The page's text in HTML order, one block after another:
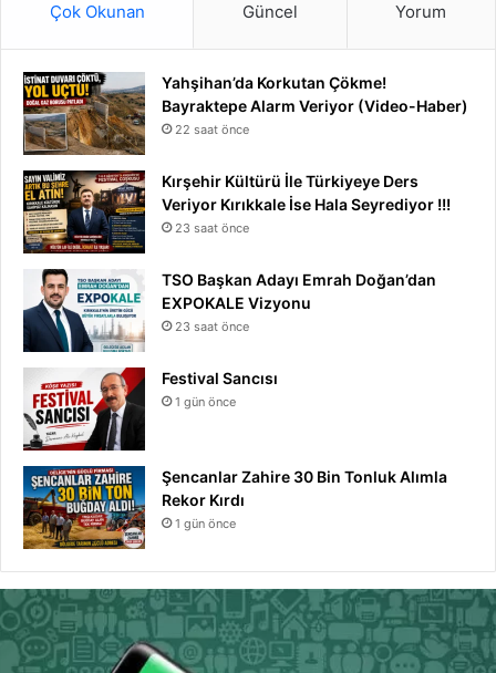
Çok Okunan Güncel Yorum
Yahşihan’da Korkutan Çökme!
Bayraktepe Alarm Veriyor (Video-Haber)
22 saat önce
Kırşehir Kültürü İle Türkiyeye Ders
Veriyor Kırıkkale İse Hala Seyrediyor !!!
23 saat önce
TSO Başkan Adayı Emrah Doğan’dan
EXPOKALE Vizyonu
23 saat önce
Festival Sancısı
1 gün önce
Şencanlar Zahire 30 Bin Tonluk Alımla
Rekor Kırdı
1 gün önce